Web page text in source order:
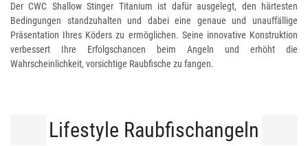
Der CWC Shallow Stinger Titanium ist dafür ausgelegt, den härtesten
Bedingungen standzuhalten und dabei eine genaue und unauffällige
Präsentation Ihres Köders zu ermöglichen. Seine innovative Konstruktion
verbessert Ihre Erfolgschancen beim Angeln und erhöht die
Wahrscheinlichkeit, vorsichtige Raubfische zu fangen.
Lifestyle Raubfischangeln